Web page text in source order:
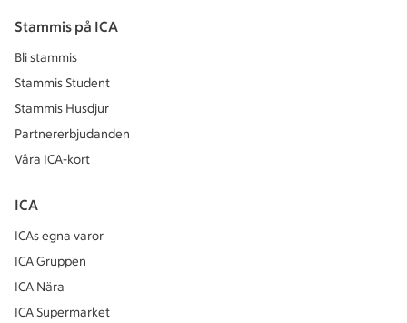
Stammis på ICA
Bli stammis
Stammis Student
Stammis Husdjur
Partnererbjudanden
Våra ICA-kort
ICA
ICAs egna varor
ICA Gruppen
ICA Nära
ICA Supermarket